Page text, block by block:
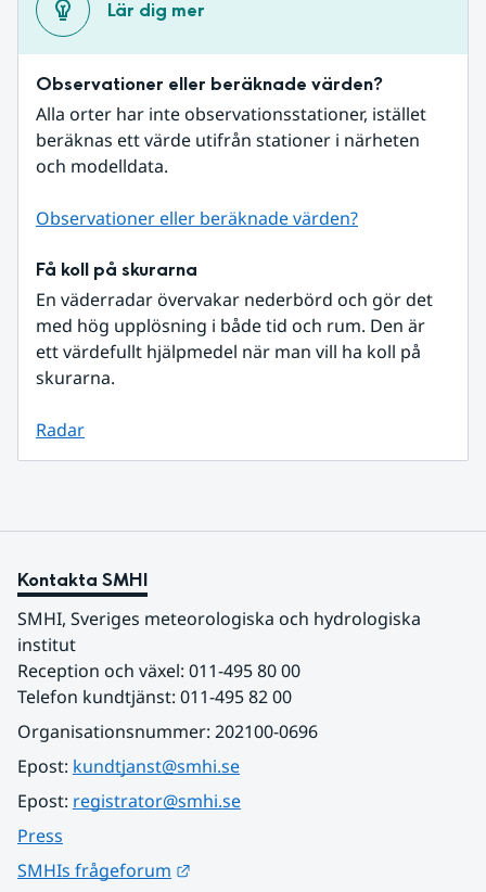
Lär dig mer
Observationer eller beräknade värden?
Alla orter har inte observationsstationer, istället
beräknas ett värde utifrån stationer i närheten
och modelldata.
Observationer eller beräknade värden?
Få koll på skurarna
En väderradar övervakar nederbörd och gör det
med hög upplösning i både tid och rum. Den är
ett värdefullt hjälpmedel när man vill ha koll på
skurarna.
Radar
Kontakta SMHI
SMHI, Sveriges meteorologiska och hydrologiska
institut
Reception och växel: 011-495 80 00
Telefon kundtjänst: 011-495 82 00
Organisationsnummer: 202100-0696
Epost: kundtjanst@smhi.se
Epost: registrator@smhi.se
Press
SMHIs frågeforum